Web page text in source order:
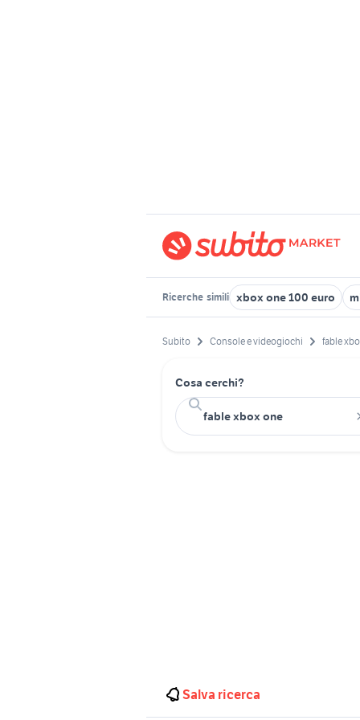
Ricerche simili xbox one 100 euro
Subito Console e videogiochi fable
Cosa cerchi?
Salva ricerca